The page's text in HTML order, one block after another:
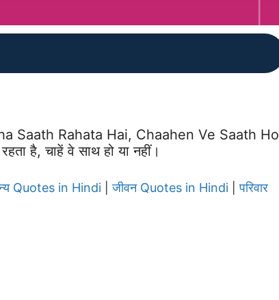
Saath Rahata Hai, Chaahen Ve Saath Ho
है, चाहें वे साथ हो या नहीं।
Quotes in Hindi |जीवन Quotes in Hindi |परिवार